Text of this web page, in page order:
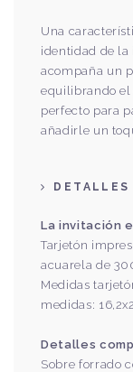
Una
identidad de la
acompaña un
equilibrando el
perfecto para
añadirle un
DETALLES
La invitación
​​​​​Tarjetón
acuarela de
Medidas
medidas:
Detalles
Sobre forrado